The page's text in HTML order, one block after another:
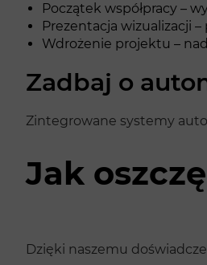
Początek współpracy –
Prezentacja wizualizacji
Wdrożenie projektu –
Zadbaj o
Zintegrowane systemy
Jak
Dzięki naszemu